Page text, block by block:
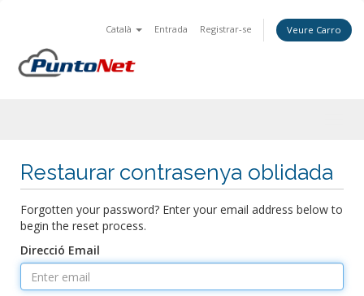
Català Entrada Registrar-se Veure Carro
Restaurar contrasenya oblidada
Forgotten your password? Enter your email address below to
begin the reset process.
Direcció Email